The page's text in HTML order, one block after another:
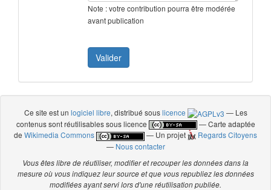
Note : votre contribution pourra être modérée
avant publication
Ce site est un logiciel libre, distribué souslicence
— Les
contenus sont réutilisables sous licence
— Carte adaptée
deWikimedia Commons — Un projet
Regards Citoyens
— Nous contacter
Vous êtes libre de réutiliser, modifier et recouper les données dans la
mesure où vous indiquez leur source et que vous republiez les données
modifiées ayant servi lors d'une réutilisation publiée.